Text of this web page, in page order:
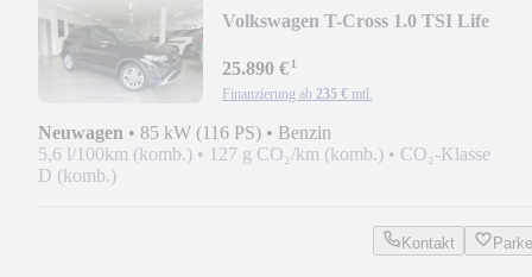
Volkswagen T-Cross 1.0 TSI Life
25.890 €¹
Finanzierung ab 235 € mtl.
Neuwagen • 85 kW (116 PS) • Benzin
5,6 l/100km (komb.) • 127 g CO₂/km (komb.) • CO₂-Klasse
D (komb.)
Kontakt